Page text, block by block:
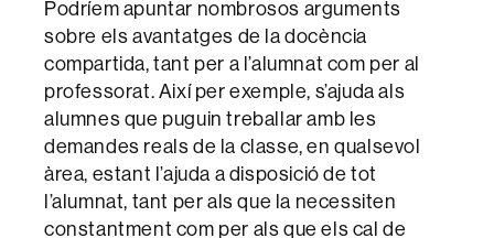
Podríem apuntar nombrosos arguments
sobre els avantatges de la docència
compartida, tant per a l’alumnat com per al
professorat. Així per exemple, s’ajuda als
alumnes que puguin treballar amb les
demandes reals de la classe, en qualsevol
àrea, estant l’ajuda a disposició de tot
l’alumnat, tant per als que la necessiten
constantment com per als que els cal de